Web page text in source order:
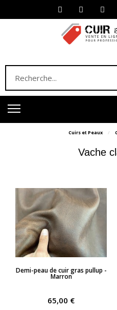
Cuirs et Peaux
Vache
APERÇU RAPIDE
Demi-peau de cuir gras pullup -
Marron
65,00 €